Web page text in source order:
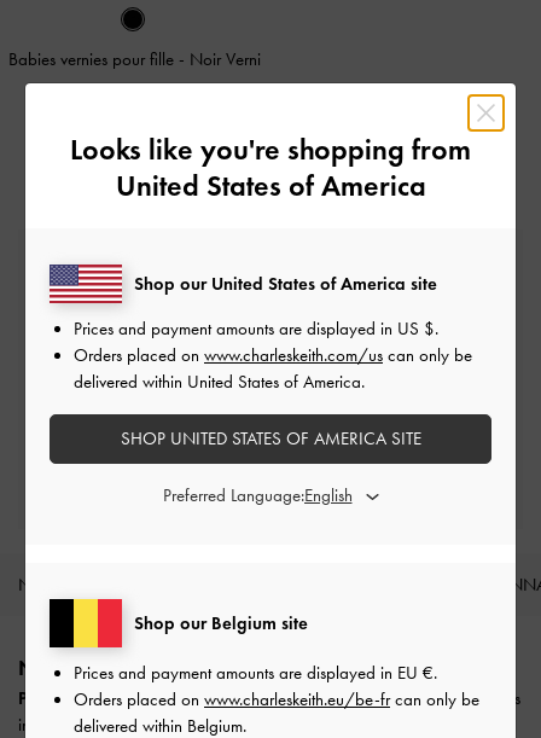
Babies vernies pour fille - Noir Verni
Livraison standard gratuite
Sur toutes les commandes avec un montant
minimum*
Retours faciles
Devenez membre privilège
Minimum d'achat de 250 €
NOUVEAUTÉS PORTE-
Site footer
NE MANQUEZ RIEN DE CHARLES & KEITH​​
Profitez de 10 % de réductionsur votre première commande en vous
inscrivant à notre newsletter.
Looks like you're shopping from
United States of America
Shop our Belgium site
Prices and payment amounts are displayed in EU €.
Orders placed on www.charleskeith.eu/be-frcan only be
delivered within Belgium.
Shop our United States of America site
Prices and payment amounts are displayed in US $.
Orders placed on www.charleskeith.com/us can only be
delivered within United States of America.
SHOP UNITED STATES OF AMERICA SITE
Preferred Language: